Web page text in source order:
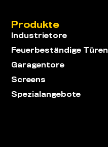
Produkte
Industrietore
Feuerbeständige Türen
Garagentore
Screens
Spezialangebote